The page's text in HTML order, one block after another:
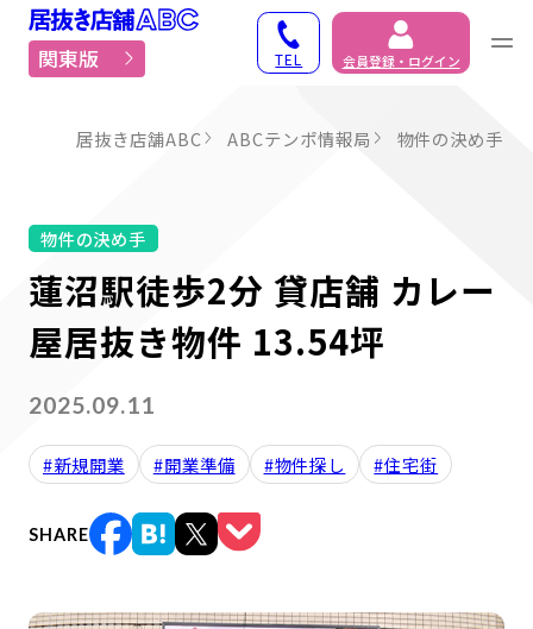
居抜き物件・貸店舗で
関東版 TEL 会員登録・ログイン
居抜き店舗ABC ABCテンポ情報局 物件の決め手
物件の決め手
蓮沼駅徒歩2分 貸店舗 カレー
屋居抜き物件 13.54坪
2025.09.11
#新規開業 #開業準備 #物件探し #住宅街
SHARE